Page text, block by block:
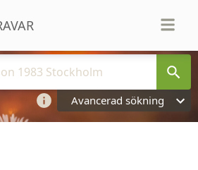
Avancerad sökning